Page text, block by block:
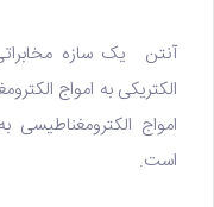
آنتن یک سازه
الکتریکی به امواج
امواج
است.